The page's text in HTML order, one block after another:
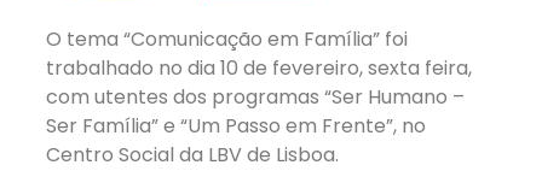
O tema “Comunicação em Família” foi
trabalhado no dia 10 de fevereiro, sexta feira,
com utentes dos programas “Ser Humano –
Ser Família” e “Um Passo em Frente”, no
Centro Social da LBV de Lisboa.